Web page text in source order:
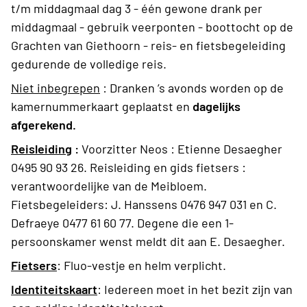
t/m middagmaal dag 3 - één gewone drank per
middagmaal - gebruik veerponten - boottocht op de
Grachten van Giethoorn - reis- en fietsbegeleiding
gedurende de volledige reis.
Niet inbegrepen : Dranken ’s avonds worden op de
kamernummerkaart geplaatst en dagelijks
afgerekend.
Reisleiding : Voorzitter Neos : Etienne Desaegher
0495 90 93 26. Reisleiding en gids fietsers :
verantwoordelijke van de Meibloem.
Fietsbegeleiders: J. Hanssens 0476 947 031 en C.
Defraeye 0477 61 60 77. Degene die een 1-
persoonskamer wenst meldt dit aan E. Desaegher.
Fietsers: Fluo-vestje en helm verplicht.
Identiteitskaart: Iedereen moet in het bezit zijn van